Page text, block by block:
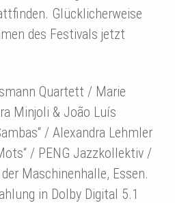
Glücklicherweise
des Festivals jetzt
Quartett / Marie
Minjoli & João Luís
/ Alexandra Lehmler
/ PENG Jazzkollektiv /
Maschinenhalle, Essen.
in Dolby Digital 5.1